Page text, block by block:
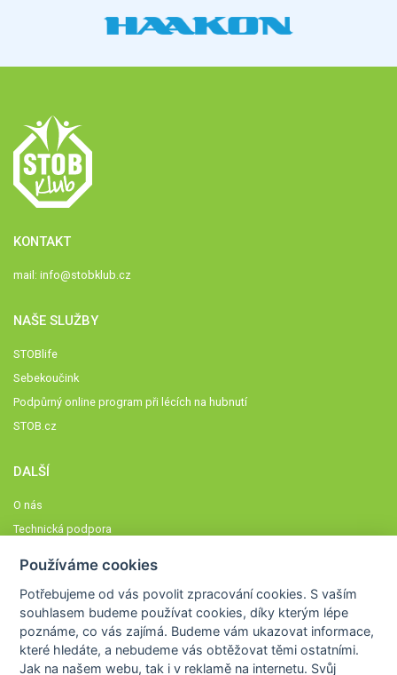
KONTAKT
mail: info@stobklub.cz
NAŠE SLUŽBY
STOBlife
Sebekoučink
Podpůrný online program při lécích na hubnutí
STOB.cz
DALŠÍ
O nás
Technická podpora
Členové STOBklubu
Zásady nakládání s osobními údaji
Otestujte se
Spočítejte si
Používáme cookies
Potřebujeme od vás povolit zpracování cookies. S vaším
souhlasem budeme používat cookies, díky kterým lépe
poznáme,co vás zajímá. Budeme vám ukazovat informace,
které hledáte, a nebudeme vás obtěžovat těmi ostatními.
Jak na našem webu, tak i v reklamě na internetu. Svůj